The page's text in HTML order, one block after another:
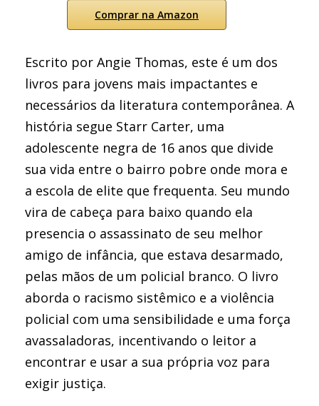
Comprar na Amazon
Escrito por Angie Thomas, este é um dos
livros para jovens mais impactantes e
necessários da literatura contemporânea. A
história segue Starr Carter, uma
adolescente negra de 16 anos que divide
sua vida entre o bairro pobre onde mora e
a escola de elite que frequenta. Seu mundo
vira de cabeça para baixo quando ela
presencia o assassinato de seu melhor
amigo de infância, que estava desarmado,
pelas mãos de um policial branco. O livro
aborda o racismo sistêmico e a violência
policial com uma sensibilidade e uma força
avassaladoras, incentivando o leitor a
encontrar e usar a sua própria voz para
exigir justiça.